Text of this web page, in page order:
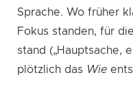
Sprache. Wo früher
Fokus standen, für
stand („Hauptsache,
plötzlich das Wie